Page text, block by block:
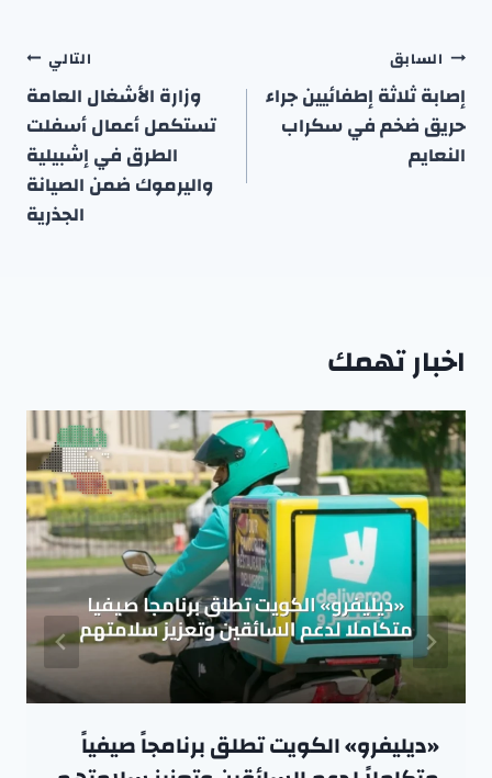
تصفّح
المقالات
السابق
إصابة ثلاثة إطفائيين جراء
حريق ضخم في سكراب
النعايم
التالي
وزارة الأشغال العامة
تستكمل أعمال أسفلت
الطرق في إشبيلية
واليرموك ضمن الصيانة
الجذرية
اخبار تهمك
«ديليفرو» الكويت تطلق برنامجاً صيفياً